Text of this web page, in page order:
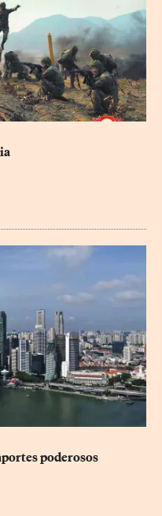
poderosos